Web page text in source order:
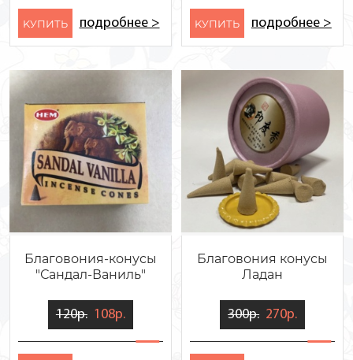
KУПИТЬ подробнее > KУПИТЬ подробнее >
Благовония-конусы
"Сандал-Ваниль"
120р. 108р.
Благовония конусы
Ладан
300р. 270р.